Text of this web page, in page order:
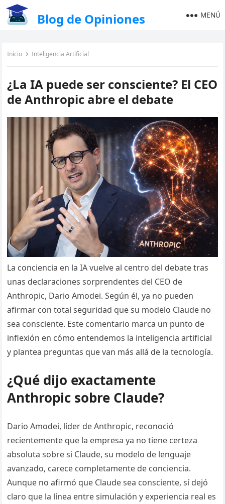
Blog de Opiniones MENÚ
Inicio Inteligencia Artificial
¿La IA puede ser consciente? El CEO
de Anthropic abre el debate
La conciencia en la IA vuelve al centro del debate tras
unas declaraciones sorprendentes del CEO de
Anthropic, Dario Amodei. Según él, ya no pueden
afirmar con total seguridad que su modelo Claude no
sea consciente. Este comentario marca un punto de
inflexión en cómo entendemos la inteligencia artificial
y plantea preguntas que van más allá de la tecnología.
¿Qué dijo exactamente
Anthropic sobre Claude?
Dario Amodei, líder de Anthropic, reconoció
recientemente que la empresa ya no tiene certeza
absoluta sobre si Claude, su modelo de lenguaje
avanzado, carece completamente de conciencia.
Aunque no afirmó que Claude sea consciente, sí dejó
claro que la línea entre simulación y experiencia real es